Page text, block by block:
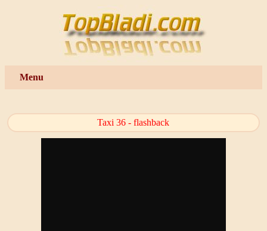
Menu
Taxi 36 - flashback